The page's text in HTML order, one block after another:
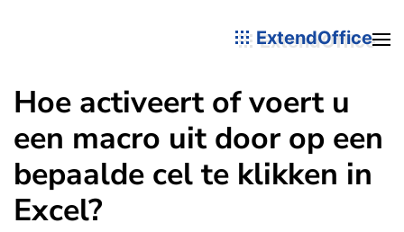
ExtendOffice
Hoe activeert of voert u
een macro uit door op een
bepaalde cel te klikken in
Excel?